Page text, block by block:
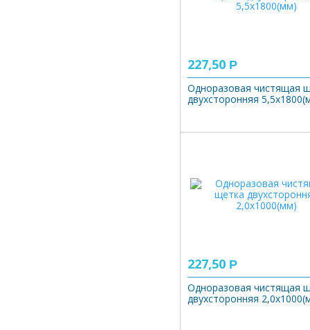
227,50 Р
Одноразовая чистящая
двухсторонняя
227,50 Р
Одноразовая чистящая
двухсторонняя